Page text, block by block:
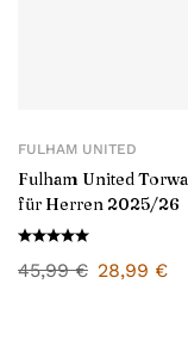
FULHAM UNITED
Fulham United
für Herren 2025/26
45,99€ 28,99 €